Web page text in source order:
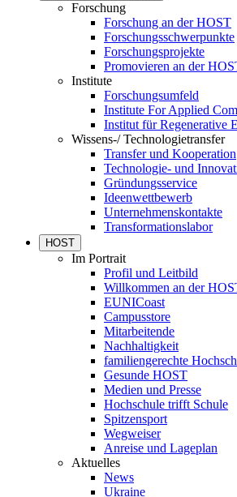
Forschung
Forschung an der HOST
Forschungsschwerpunkte
Forschungsprojekte
Promovieren an der
Institute
Forschungsumfeld
Institute For Applied
Institut für Regenerative
Wissens-/ Technologietransfer
Transfer und Kooperation
Technologie- und
Gründungsservice
Ideenwettbewerb
Unternehmenskontakte
Transformationslabor
HOST
Im Portrait
Profil und Leitbild
Willkommen an der
EUNICoast
Campusstore
Mitarbeitende
Nachhaltigkeit
familiengerechte
Gesunde HOST
Medien und Presse
Hochschule trifft Schule
Spitzensport
Wegweiser
Anreise und Lageplan
Aktuelles
News
Ukraine